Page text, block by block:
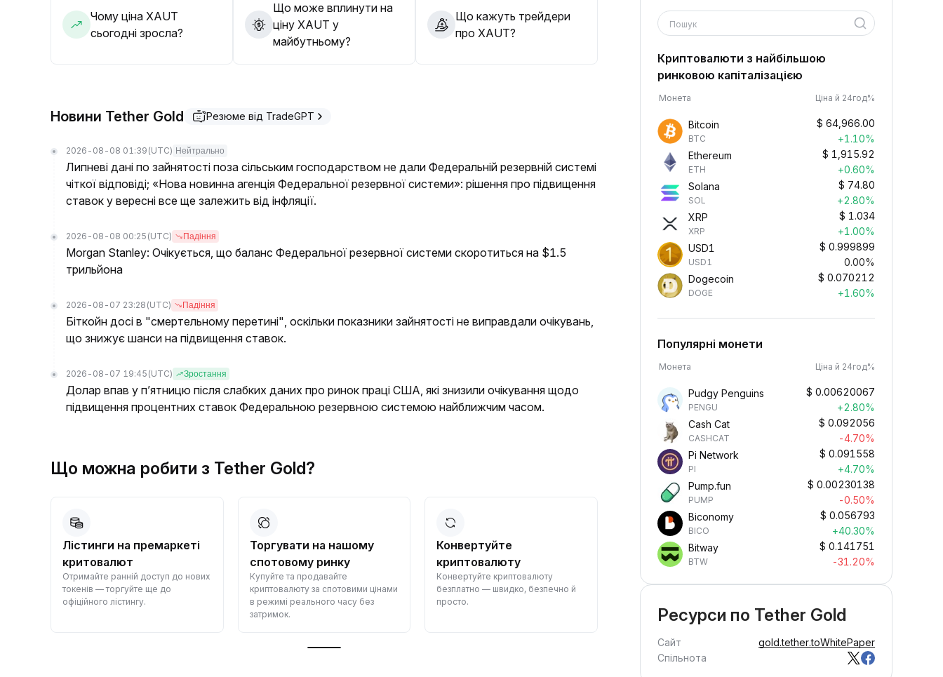
Чому ціна XAUT
сьогодні зросла?
Що може вплинути на
ціну XAUT у
майбутньому?
Що кажуть трейдери
про XAUT?
Новини Tether Gold Резюме від TradeGPT
2026-08-08 01:39 (UTC) Нейтрально
Липневі дані по зайнятості поза сільським господарством не дали Федеральній резервній системі
чіткої відповіді; «Нова новинна агенція Федеральної резервної системи»: рішення про підвищення
ставок у вересні все ще залежить від інфляції.
2026-08-08 00:25 (UTC) Падіння
Morgan Stanley: Очікується, що баланс Федеральної резервної системи скоротиться на $1.5
трильйона
2026-08-07 23:28 (UTC) Падіння
Біткойн досі в "смертельному перетині", оскільки показники зайнятості не виправдали очікувань,
що знижує шанси на підвищення ставок.
2026-08-07 19:45 (UTC) Зростання
Долар впав у п’ятницю після слабких даних про ринок праці США, які знизили очікування щодо
підвищення процентних ставок Федеральною резервною системою найближчим часом.
Що можна робити з Tether Gold?
Лістинги на премаркеті
критовалют
Отримайте ранній доступ до нових
токенів — торгуйте ще до
офіційного лістингу.
Торгувати на нашому
спотовому ринку
Купуйте та продавайте
криптовалюту за спотовими цінами
в режимі реального часу без
затримок.
Конвертуйте
криптовалюту
Конвертуйте криптовалюту
безплатно — швидко, безпечно й
просто.
Пасивний заробіток
криптовалюти
Заробляйте пасивні винагороди:
просто внесіть свої кошти й
Пошук
Криптовалюти з найбільшою
ринковою капіталізацією
Монета Ціна й 24год%
Bitcoin
BTC
$ 64,966.00
+1.10%
Ethereum
ETH
$ 1,915.92
+0.60%
Solana
SOL
$ 74.80
+2.80%
XRP
XRP
$ 1.034
+1.00%
USD1
USD1
$ 0.999899
0.00%
Dogecoin
DOGE
$ 0.070212
+1.60%
Популярні монети
Монета Ціна й 24год%
Pudgy Penguins
PENGU
$ 0.00620067
+2.80%
Cash Cat
CASHCAT
$ 0.092056
-4.70%
Pi Network
PI
$ 0.091558
+4.70%
Pump.fun
PUMP
$ 0.00230138
-0.50%
Biconomy
BICO
$ 0.056793
+40.30%
Bitway
BTW
$ 0.141751
-31.20%
Ресурси по Tether Gold
Сайт gold.tether.toWhitePaper
Спільнота